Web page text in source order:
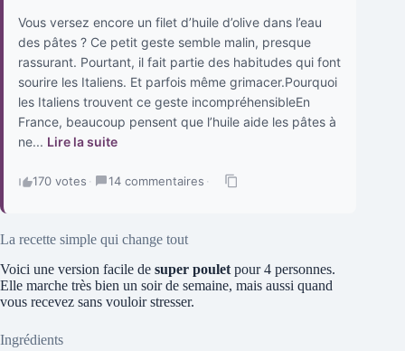
Vous versez encore un filet d’huile d’olive dans l’eau
des pâtes ? Ce petit geste semble malin, presque
rassurant. Pourtant, il fait partie des habitudes qui font
sourire les Italiens. Et parfois même grimacer.Pourquoi
les Italiens trouvent ce geste incompréhensibleEn
France, beaucoup pensent que l’huile aide les pâtes à
ne... Lire la suite
170 votes · 14 commentaires ·
La recette simple qui change tout
Voici une version facile de super poulet pour 4 personnes.
Elle marche très bien un soir de semaine, mais aussi quand
vous recevez sans vouloir stresser.
Ingrédients